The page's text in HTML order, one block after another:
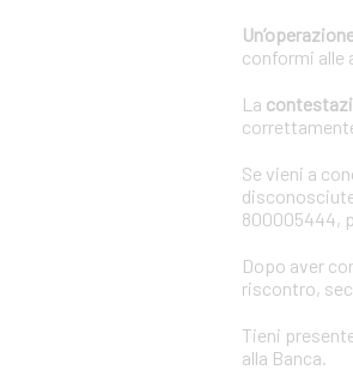
conformi alle
La
Se vieni a
800005444,
Dopo aver
riscontro,
Tieni
alla Banca.